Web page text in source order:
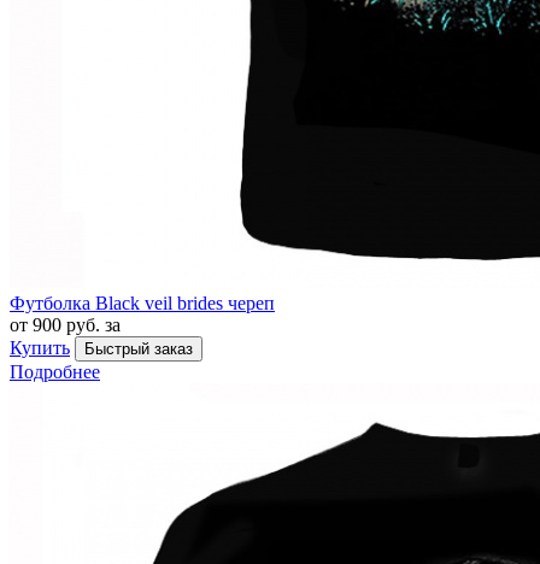
Футболка Black veil brides череп
от 900 руб. за
Купить
Быстрый заказ
Подробнее